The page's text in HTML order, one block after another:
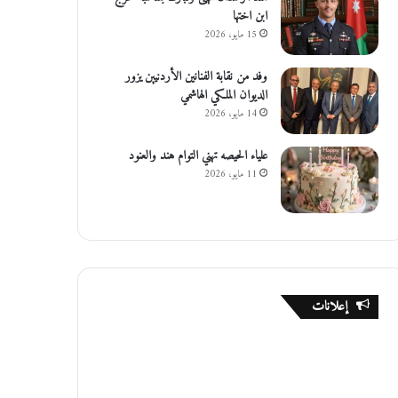
ابن اختها
15 مايو، 2026
وفد من نقابة الفنانين الأردنيين يزور
الديوان الملكي الهاشمي
14 مايو، 2026
علياء الحيصه تهني التوام هند والعنود
11 مايو، 2026
إعلانات